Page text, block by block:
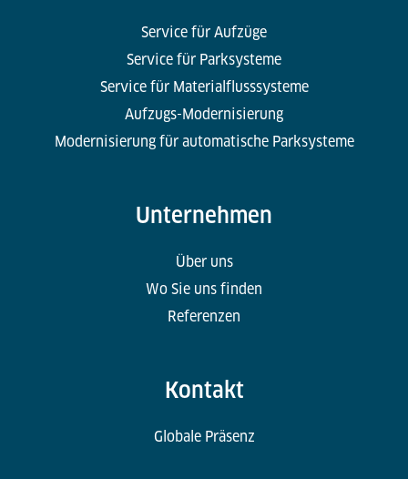
Service für Aufzüge
Service für Parksysteme
Service für Materialflusssysteme
Aufzugs-Modernisierung
Modernisierung für automatische Parksysteme
Unternehmen
Über uns
Wo Sie uns finden
Referenzen
Kontakt
Globale Präsenz